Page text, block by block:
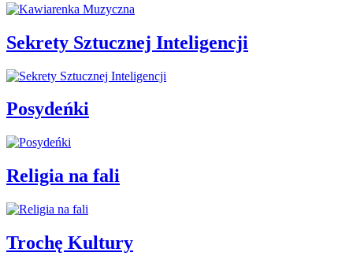
Sekrety Sztucznej Inteligencji
Posydeńki
Religia na fali
Trochę Kultury